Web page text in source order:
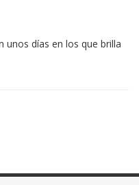
unos días en los que brilla